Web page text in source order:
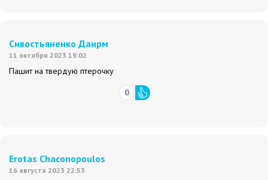
Сивостьяненко Даирм
11 октября 2023 19:02
Пашит на твердую птерочку
0
Erotas Chaconopoulos
16 августа 2023 22:53